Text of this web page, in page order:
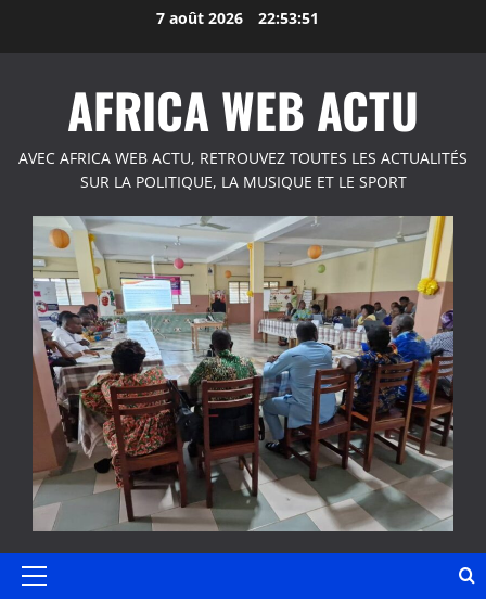
7 août 2026 22:53:52
AFRICA WEB ACTU
AVEC AFRICA WEB ACTU, RETROUVEZ TOUTES LES ACTUALITÉS
SUR LA POLITIQUE, LA MUSIQUE ET LE SPORT
Menu